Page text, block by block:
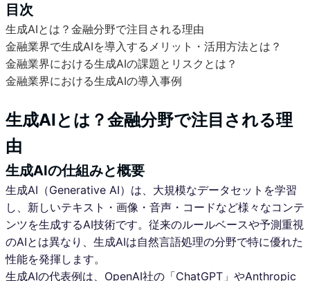
目次
生成AIとは？金融分野で注目される理由
金融業界で生成AIを導入するメリット・活用方法とは？
金融業界における生成AIの課題とリスクとは？
金融業界における生成AIの導入事例
生成AIとは？金融分野で注目される理
由
生成AIの仕組みと概要
生成AI（Generative AI）は、大規模なデータセットを学習
し、新しいテキスト・画像・音声・コードなど様々なコンテ
ンツを生成するAI技術です。従来のルールベースや予測重視
のAIとは異なり、生成AIは自然言語処理の分野で特に優れた
性能を発揮します。
生成AIの代表例は、OpenAI社の「ChatGPT」やAnthropic